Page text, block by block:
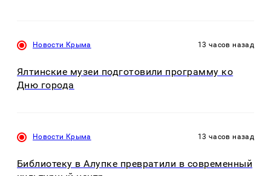
Новости Крыма 13 часов назад
Ялтинские музеи подготовили программу ко
Дню города
Новости Крыма 13 часов назад
Библиотеку в Алупке превратили в современный